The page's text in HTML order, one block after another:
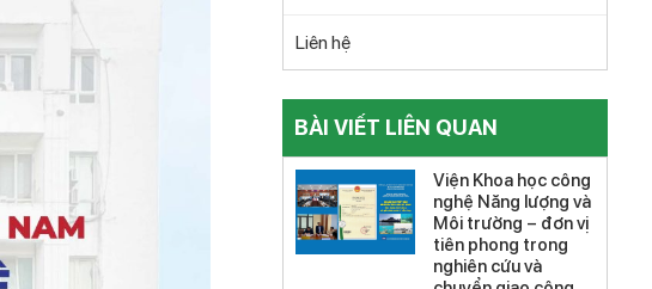
Liên hệ
BÀI VIẾT LIÊN QUAN
Viện Khoa học công
nghệ Năng lượng và
Môi trường – đơn vị
tiên phong trong
nghiên cứu và